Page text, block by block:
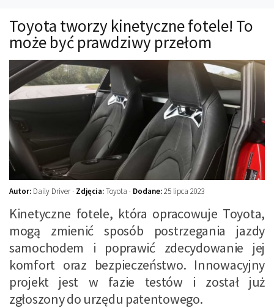
Technika jazdy
Oświetlenie
Kalkulatory
Przelicznik mocy
Galerie
Toyota tworzy kinetyczne fotele! To
może być prawdziwy przełom
Autor: Daily Driver · Zdjęcia:Toyota · Dodane:25 lipca 2023
Kinetyczne fotele, która opracowuje Toyota,
mogą zmienić sposób postrzegania jazdy
samochodem i poprawić zdecydowanie jej
komfort oraz bezpieczeństwo. Innowacyjny
projekt jest w fazie testów i został już
zgłoszony do urzędu patentowego.